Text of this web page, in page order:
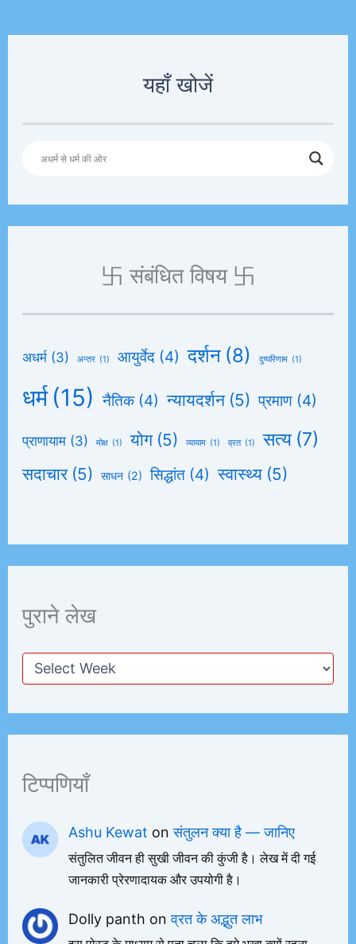
यहाँ खोजें
卐 संबंधित विषय 卐
अधर्म (3) अन्तर (1) आयुर्वेद (4) दर्शन (8) दुष्परिणाम (1)
धर्म (15) नैतिक (4) न्यायदर्शन (5) प्रमाण (4)
प्राणायाम (3) मोक्ष (1) योग (5) व्यायाम (1) व्रत (1) सत्य (7)
सदाचार (5) साधन (2) सिद्धांत (4) स्वास्थ्य (5)
पुराने लेख
टिप्पणियाँ
Ashu Kewat onसंतुलन क्या है — जानिए
संतुलित जीवन ही सुखी जीवन की कुंजी है। लेख में दी गई
जानकारी प्रेरणादायक और उपयोगी है।
Dolly panth onव्रत के अद्भुत लाभ